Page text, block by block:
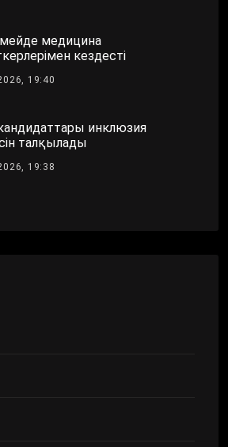
медицина
кездесті
19:40
инклюзия
талқылады
19:38